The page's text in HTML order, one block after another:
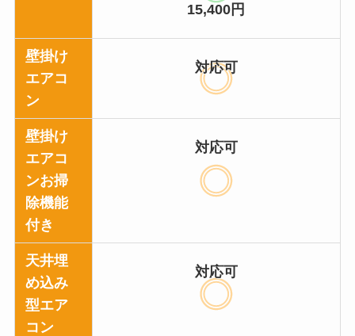
15,400円
壁掛け
エアコ
ン
対応可
壁掛け
エアコ
ンお掃
除機能
付き
対応可
天井埋
め込み
型エア
コン
対応可